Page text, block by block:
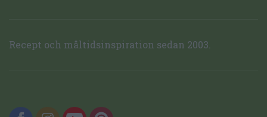
Recept och måltidsinspiration sedan 2003.